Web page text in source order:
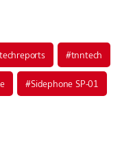
techreports #tnntech
#Sidephone SP-01